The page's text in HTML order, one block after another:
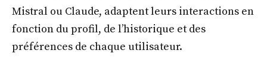
Mistral ou Claude, adaptent leurs interactions en
fonction du profil, de l’historique et des
préférences de chaque utilisateur.